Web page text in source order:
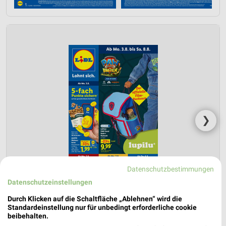
❯
Datenschutzbestimmungen
Datenschutzeinstellungen
Durch Klicken auf die Schaltfläche „Ablehnen“ wird die
Standardeinstellung nur für unbedingt erforderliche cookie
beibehalten.